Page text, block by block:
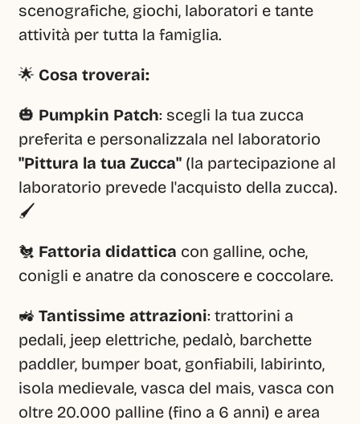
scenografiche, giochi, laboratori e tante
attività per tutta la famiglia.
🌟 Cosa troverai:
🎃 Pumpkin Patch: scegli la tua zucca
"Pittura la tua Zucca" (la partecipazione al
laboratorio prevede l'acquisto della zucca).
🖌️
🐔 Fattoria didattica con galline, oche,
conigli e anatre da conoscere e coccolare.
🚜 Tantissime attrazioni: trattorini a
pedali, jeep elettriche, pedalò, barchette
paddler, bumper boat, gonfiabili, labirinto,
isola medievale, vasca del mais, vasca con
oltre 20.000 palline (fino a 6 anni) e area